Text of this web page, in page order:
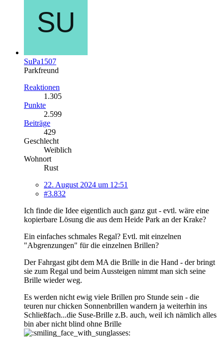
SuPa1507
Parkfreund
Reaktionen
1.305
Punkte
2.599
Beiträge
429
Geschlecht
Weiblich
Wohnort
Rust
22. August 2024 um 12:51
#3.832
Ich finde die Idee eigentlich auch ganz gut - evtl. wäre eine
kopierbare Lösung die aus dem Heide Park an der Krake?
Ein einfaches schmales Regal? Evtl. mit einzelnen
"Abgrenzungen" für die einzelnen Brillen?
Der Fahrgast gibt dem MA die Brille in die Hand - der bringt
sie zum Regal und beim Aussteigen nimmt man sich seine
Brille wieder weg.
Es werden nicht ewig viele Brillen pro Stunde sein - die
teuren nur chicken Sonnenbrillen wandern ja weiterhin ins
Schließfach...die Suse-Brille z.B. auch, weil ich nämlich alles
bin aber nicht blind ohne Brille